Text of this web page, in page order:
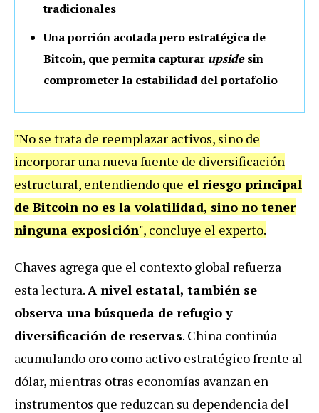
tradicionales
Una porción acotada pero estratégica de
Bitcoin, que permita capturar upsidesin
comprometer la estabilidad del portafolio
"No se trata de reemplazar activos, sino de
incorporar una nueva fuente de diversificación
estructural, entendiendo que el riesgo principal
de Bitcoin no es la volatilidad, sino no tener
ninguna exposición", concluye el experto.
Chaves agrega que el contexto global refuerza
esta lectura.A nivel estatal, también se
observa una búsqueda de refugio y
diversificación de reservas. China continúa
acumulando oro como activo estratégico frente al
dólar, mientras otras economías avanzan en
instrumentos que reduzcan su dependencia del